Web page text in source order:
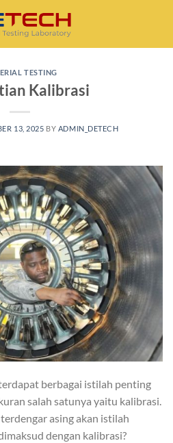
TESTING
Kalibrasi
13, 2025 BY ADMIN_DETECH
berbagai istilah penting
salah satunya yaitu kalibrasi.
asing akan istilah
dengan kalibrasi?